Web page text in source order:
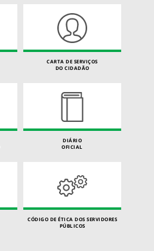
CARTA DE SERVIÇOS
DO CIDADÃO
DIÁRIO
OFICIAL
CÓDIGO DE ÉTICA DOS SERVIDORES
PÚBLICOS